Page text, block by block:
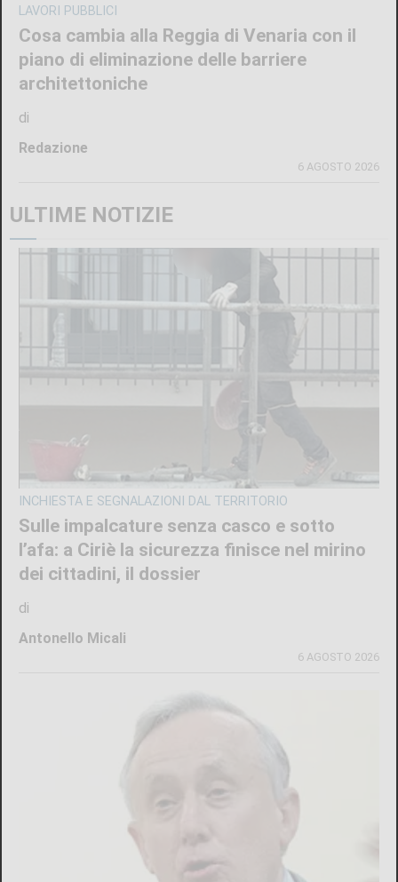
LAVORI PUBBLICI
Cosa cambia alla Reggia di Venaria con il
piano di eliminazione delle barriere
architettoniche
di
Redazione
6 AGOSTO 2026
ULTIME NOTIZIE
INCHIESTA E SEGNALAZIONI DAL TERRITORIO
Sulle impalcature senza casco e sotto
l’afa: a Ciriè la sicurezza finisce nel mirino
dei cittadini, il dossier
di
Antonello Micali
6 AGOSTO 2026